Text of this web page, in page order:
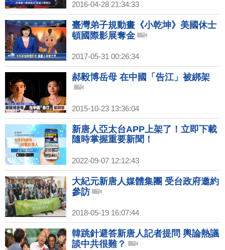
2016-04-28 21:34:33
臺灣弟子規動畫《小乾坤》美國休士
頓國際影展奪金
2017-05-31 00:26:34
郝毅博岳母 在中國「告江」被綁架
2015-10-23 13:36:04
新唐人亞太台APP上架了！立即下載
隨時掌握重要新聞！
2022-09-07 12:12:43
大紀元新唐人媒體集團 受台政府邀約
參訪
2018-05-19 16:07:44
韓跳針避答新唐人記者提問 輿論熱議
談中共很難？